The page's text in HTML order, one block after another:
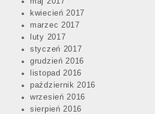
kwiecień 2017
marzec 2017
luty 2017
styczeń 2017
grudzień 2016
listopad 2016
październik 2016
wrzesień 2016
sierpień 2016